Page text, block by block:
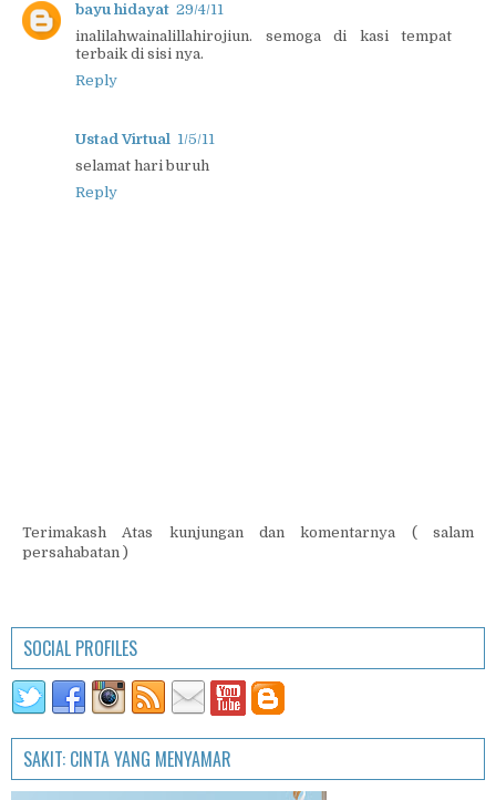
bayu hidayat 29/4/11
inalilahwainalillahirojiun. semoga di kasi tempat
terbaik di sisi nya.
Reply
Ustad Virtual 1/5/11
selamat hari buruh
Reply
Terimakash Atas kunjungan dan komentarnya ( salam
persahabatan )
SOCIAL PROFILES
SAKIT: CINTA YANG MENYAMAR